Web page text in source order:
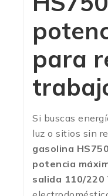
para
Si buscas
luz o sitios sin
gasolina
potencia
salida 110/220